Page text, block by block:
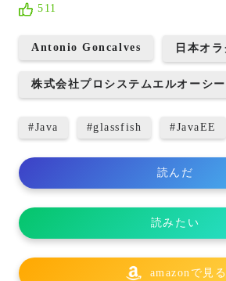
511
Antonio Goncalves 日本オ
株式会社プロシステムエルオーシー
#Java #glassfish #JavaEE
読んだ
読みたい
amazonで見る